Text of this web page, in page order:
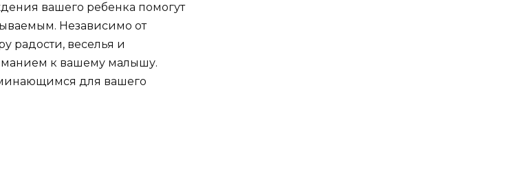
вашего ребенка помогут
Независимо от
радости, веселья и
к вашему малышу.
для вашего